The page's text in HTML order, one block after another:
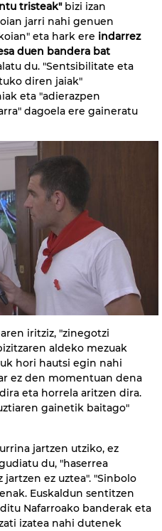
tristeak"bizi izan
jarri nahi genuen
eta hark ere indarrez
duen bandera bat
du. "Sentsibilitate eta
diren jaiak"
eta "adierazpen
dagoela ere gaineratu
iritziz, "zinegotzi
aldeko mezuak
hori hautsi egin nahi
ez den momentuan dena
eta horrela aritzen dira.
gainetik baitago"
jartzen utziko, ez
du, "haserrea
ez uztea". "Sinbolo
Euskaldun sentitzen
Nafarroako banderak eta
izatea nahi dutenek